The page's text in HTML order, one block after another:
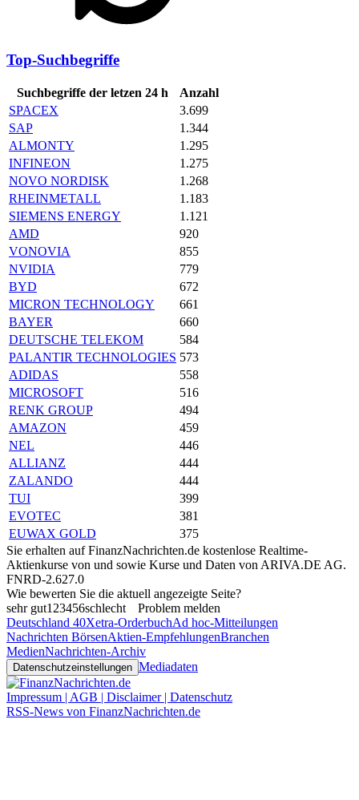
Top-Suchbegriffe
Suchbegriffe der letzen 24 h
Anzahl
SPACEX
3.699
SAP
1.344
ALMONTY
1.295
INFINEON
1.275
NOVO NORDISK
1.268
RHEINMETALL
1.183
SIEMENS ENERGY
1.121
AMD
920
VONOVIA
855
NVIDIA
779
BYD
672
MICRON TECHNOLOGY
661
BAYER
660
DEUTSCHE TELEKOM
584
PALANTIR TECHNOLOGIES 573
ADIDAS
558
MICROSOFT
516
RENK GROUP
494
AMAZON
459
NEL
446
ALLIANZ
444
ZALANDO
444
TUI
399
EVOTEC
381
EUWAX GOLD
375
Sie erhalten auf FinanzNachrichten.de kostenlose Realtime-
Aktienkurse von und sowie Kurse und Daten von ARIVA.DE AG.
FNRD-2.627.0
Wie bewerten Sie die aktuell angezeigte Seite?
sehr gut1 23456schlecht
Problem melden
Deutschland 40Xetra-OrderbuchAd hoc-Mitteilungen
Nachrichten BörsenAktien-EmpfehlungenBranchen
MedienNachrichten-Archiv
Datenschutzeinstellungen Mediadaten
Impressum | AGB | Disclaimer | Datenschutz
RSS-News von FinanzNachrichten.de